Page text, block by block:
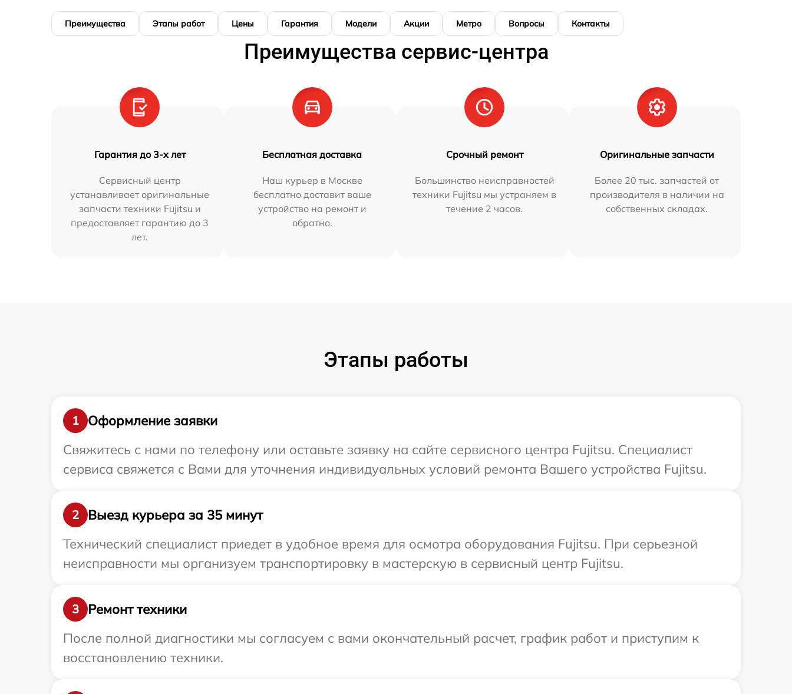
Преимущества Этапы работ Цены Гарантия Модели Акции Метро Вопросы Контакты
Преимущества сервис-центра
Гарантия до 3-х лет
Сервисный центр
устанавливает оригинальные
запчасти техники Fujitsu и
предоставляет гарантию до 3
лет.
Бесплатная доставка
Наш курьер в Москве
бесплатно доставит ваше
устройство на ремонт и
обратно.
Срочный ремонт
Большинство неисправностей
техники Fujitsu мы устраняем в
течение 2 часов.
Оригинальные запчасти
Более 20 тыс. запчастей от
производителя в наличии на
собственных складах.
Этапы работы
1
Оформление заявки
Свяжитесь с нами по телефону или оставьте заявку на сайте сервисного центра Fujitsu. Специалист
сервиса свяжется с Вами для уточнения индивидуальных условий ремонта Вашего устройства Fujitsu.
2
Выезд курьера за 35 минут
Технический специалист приедет в удобное время для осмотра оборудования Fujitsu. При серьезной
неисправности мы организуем транспортировку в мастерскую в сервисный центр Fujitsu.
3
Ремонт техники
После полной диагностики мы согласуем с вами окончательный расчет, график работ и приступим к
восстановлению техники.